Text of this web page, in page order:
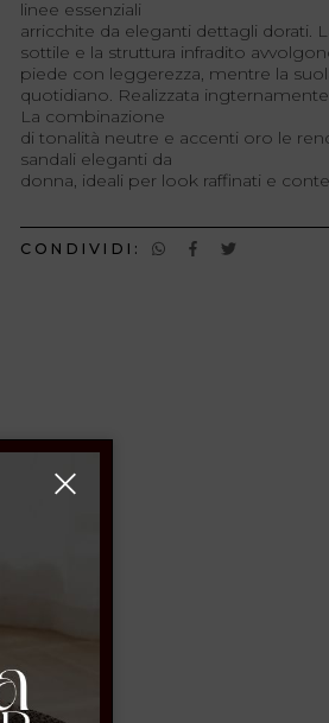
linee essenziali
arricchite da eleganti dettagli dorati.
sottile e la struttura infradito
piede con leggerezza, mentre la
quotidiano. Realizzata
La combinazione
di tonalità neutre e accenti oro le
sandali eleganti da
donna, ideali per look raffinati e
CONDIVIDI: